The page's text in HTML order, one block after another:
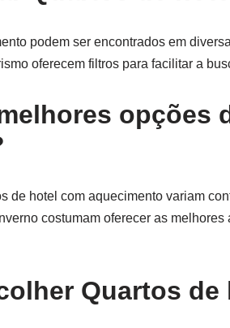
podem ser encontrados em
oferecem filtros para facilitar a
opções
de hotel com aquecimento variam
costumam oferecer as
Quartos